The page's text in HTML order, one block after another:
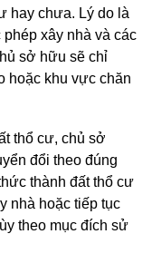
hay chưa. Lý do là
xây nhà và các
sở hữu sẽ chỉ
hoặc khu vực chăn
thổ cư, chủ sở
đổi theo đúng
thành đất thổ cư
nhà hoặc tiếp tục
theo mục đích sử